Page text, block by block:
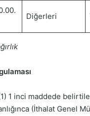
Diğerleri
1 inci maddede bel
(İthalat Genel